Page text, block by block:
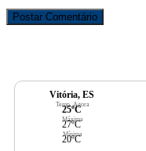
Vitória, ES
Temp. Agora
25ºC
Máxima
27ºC
Mínima
20ºC